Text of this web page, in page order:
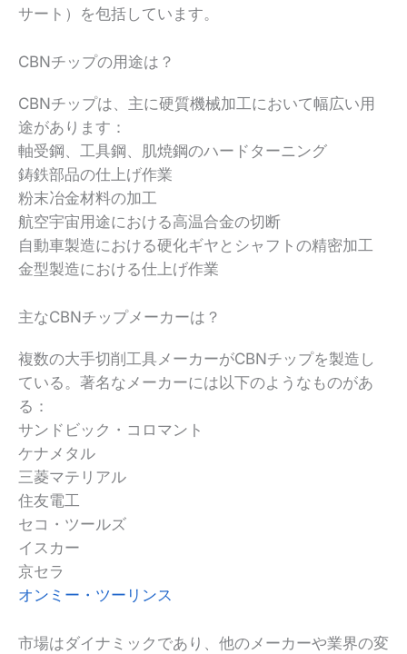
サート）を包括しています。
CBNチップの用途は？
CBNチップは、主に硬質機械加工において幅広い用
途があります：
軸受鋼、工具鋼、肌焼鋼のハードターニング
鋳鉄部品の仕上げ作業
粉末冶金材料の加工
航空宇宙用途における高温合金の切断
自動車製造における硬化ギヤとシャフトの精密加工
金型製造における仕上げ作業
主なCBNチップメーカーは？
複数の大手切削工具メーカーがCBNチップを製造し
ている。著名なメーカーには以下のようなものがあ
る：
サンドビック・コロマント
ケナメタル
三菱マテリアル
住友電工
セコ・ツールズ
イスカー
京セラ
オンミー・ツーリンス
市場はダイナミックであり、他のメーカーや業界の変